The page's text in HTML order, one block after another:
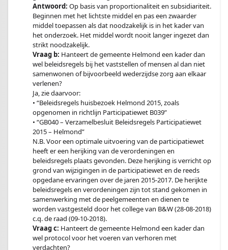
Antwoord: Op basis van proportionaliteit en subsidiariteit.
Beginnen met het lichtste middel en pas een zwaarder
middel toepassen als dat noodzakelijk is in het kader van
het onderzoek. Het middel wordt nooit langer ingezet dan
strikt noodzakelijk.
Vraag b: Hanteert de gemeente Helmond een kader dan
wel beleidsregels bij het vaststellen of mensen al dan niet
samenwonen of bijvoorbeeld wederzijdse zorg aan elkaar
verlenen?
Ja, zie daarvoor:
• “Beleidsregels huisbezoek Helmond 2015, zoals
opgenomen in richtlijn Participatiewet B039”
• “GB040 – Verzamelbesluit Beleidsregels Participatiewet
2015 – Helmond”
N.B. Voor een optimale uitvoering van de participatiewet
heeft er een herijking van de verordeningen en
beleidsregels plaats gevonden. Deze herijking is verricht op
grond van wijzigingen in de participatiewet en de reeds
opgedane ervaringen over de jaren 2015-2017. De herijkte
beleidsregels en verordeningen zijn tot stand gekomen in
samenwerking met de peelgemeenten en dienen te
worden vastgesteld door het college van B&W (28-08-2018)
c.q. de raad (09-10-2018).
Vraag c: Hanteert de gemeente Helmond een kader dan
wel protocol voor het voeren van verhoren met
verdachten?